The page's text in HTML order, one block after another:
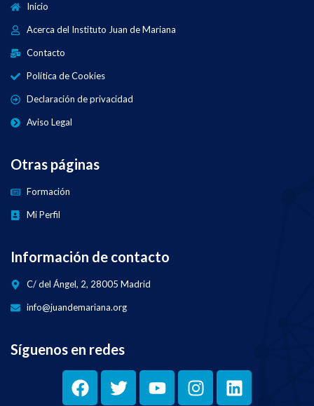
Inicio
Acerca del Instituto Juan de Mariana
Contacto
Política de Cookies
Declaración de privacidad
Aviso Legal
Otras páginas
Formación
Mi Perfil
Información de contacto
C/ del Ángel, 2, 28005 Madrid
info@juandemariana.org
Síguenos en redes